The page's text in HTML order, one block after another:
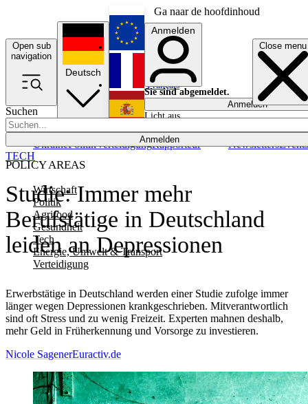
Ga naar de hoofdinhoud
Open sub
navigation
Close menu
Suchen
Anmelden
POLICY AREAS
Wirtschaft
Politik
Agrifood
Gesundheit
Tech
Energie, Umwelt & Transport
Verteidigung
UkrainePolitikVerteidigungRapporteur NewslettersEvents
Deutsch
English
Français
Anmelden
Sie sind abgemeldet.
Anmelden
Licht aus
Studie: Immer mehr
Berufstätige in Deutschland
leiden an Depressionen
Erwerbstätige in Deutschland werden einer Studie zufolge immer
länger wegen Depressionen krankgeschrieben. Mitverantwortlich
sind oft Stress und zu wenig Freizeit. Experten mahnen deshalb,
mehr Geld in Früherkennung und Vorsorge zu investieren.
TECH
Nicole SagenerEuractiv.de